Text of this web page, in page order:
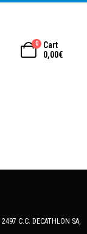
0
Cart
0,00€
C.C. DECATHLON SA,